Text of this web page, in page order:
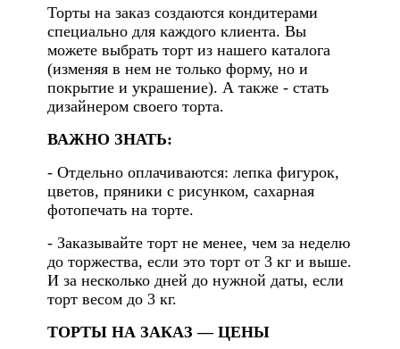
Торты на заказ создаются кондитерами
специально для каждого клиента. Вы
можете выбрать торт из нашего каталога
(изменяя в нем не только форму, но и
покрытие и украшение). А также - стать
дизайнером своего торта.
ВАЖНО ЗНАТЬ:
- Отдельно оплачиваются: лепка фигурок,
цветов, пряники с рисунком, сахарная
фотопечать на торте.
- Заказывайте торт не менее, чем за неделю
до торжества, если это торт от 3 кг и выше.
И за несколько дней до нужной даты, если
торт весом до 3 кг.
ТОРТЫ НА ЗАКАЗ — ЦЕНЫ